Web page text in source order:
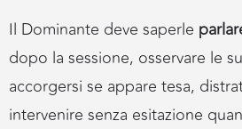
Il Dominante deve saperle
dopo la sessione, osservare le
accorgersi se appare tesa,
intervenire senza esitazione